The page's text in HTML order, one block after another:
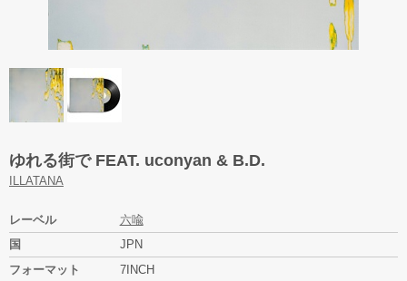
ゆれる街で FEAT. uconyan & B.D.
ILLATANA
レーベル
六喩
国
JPN
フォーマット
7INCH